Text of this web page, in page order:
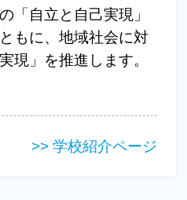
「自立と自己実現」
もに、地域社会に対
現」を推進します。
>> 学校紹介ページ